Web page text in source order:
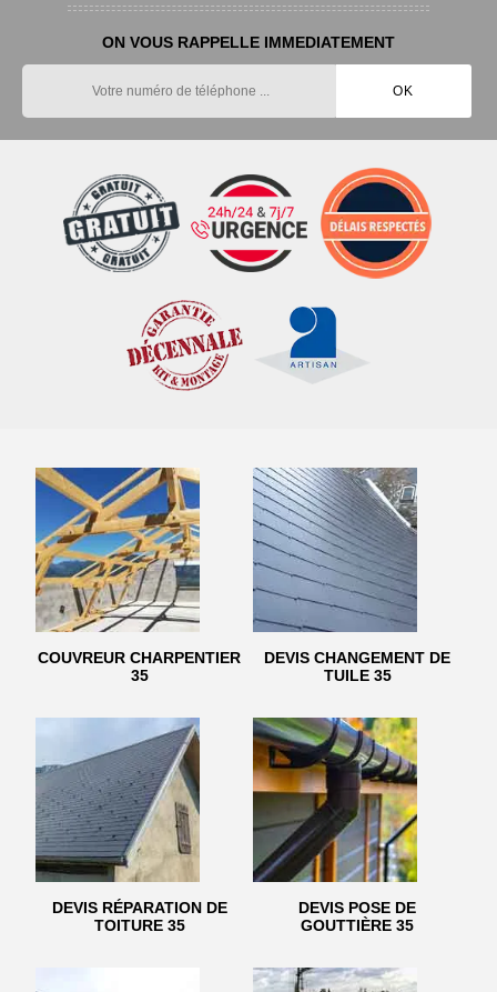
ON VOUS RAPPELLE IMMEDIATEMENT
COUVREUR CHARPENTIER
35
DEVIS CHANGEMENT DE
TUILE 35
DEVIS RÉPARATION DE
TOITURE 35
DEVIS POSE DE
GOUTTIÈRE 35